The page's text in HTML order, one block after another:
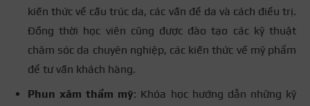
kiến thức về cấu trúc da, các vấn đề da và cách điều trị.
Đồng thời học viên cũng được đào tạo các kỹ thuật
chăm sóc da chuyên nghiệp, các kiến thức về mỹ phẩm
để tư vấn khách hàng.
Phun xăm thẩm mỹ: Khóa học hướng dẫn những kỹ